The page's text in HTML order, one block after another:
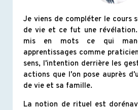
Je viens de compléter le cours
de vie et ce fut une
mis en mots ce qui
apprentissages comme
sens, l'intention derrière les
actions que l'on pose auprès
de vie et sa famille.
La notion de rituel est